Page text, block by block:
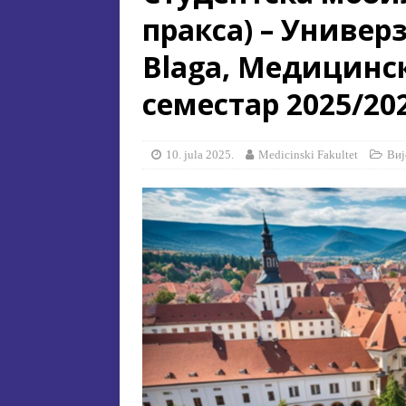
[ 15. jula 2026. ] ОГЛАС –
АКАДЕМСКОЈ 2026/2027.
[ 15. jula 2026. ] Извjeштaj o
[ 29. oktobra 2025. ] КОНАЧНА
СПЕЦИЈАЛНА ЕДУКАЦИЈА
пракса) –
Blaga,
семестар 2025/
10. jula 2025. Medicinski Fakultet